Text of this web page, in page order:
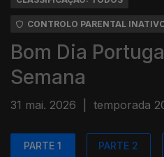
CONTROLO PARENTAL
Bom Dia
Semana
31 mai. 2026 temporada
PARTE 1 PARTE 2